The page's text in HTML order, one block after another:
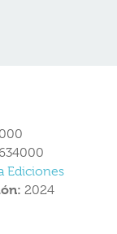
Ediciones
2024